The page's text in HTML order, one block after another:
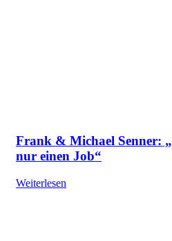
Frank & Michael Senner:
nur einen Job“
Weiterlesen